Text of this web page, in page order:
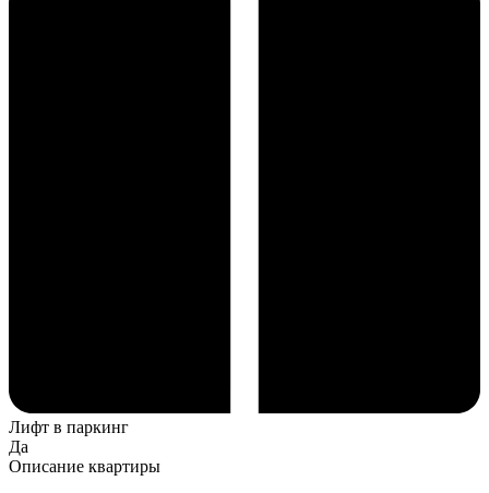
Лифт в паркинг
Да
Описание квартиры